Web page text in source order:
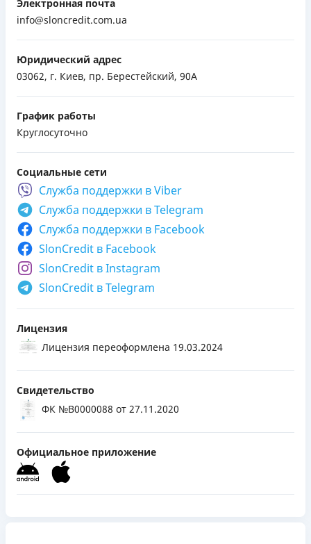
Электронная почта
info@sloncredit.com.ua
Юридический адрес
03062, г. Киев, пр. Берестейский, 90А
График работы
Круглосуточно
Социальные сети
Служба поддержки вViber
Служба поддержки вTelegram
Служба поддержки в Facebook
SlonCredit в Facebook
SlonCredit в Instagram
SlonCredit в Telegram
Лицензия
Лицензия переоформлена 19.03.2024
Свидетельство
ФК №В0000088 от 27.11.2020
Официальное приложение